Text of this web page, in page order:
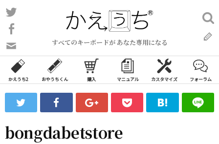
コ
ン
ン
ツ
ス
ッ
プ
すべてのキーボードが あなた専用になる
い
合
わ
フ
ォ
ム
検
索:
かえうち2 おやうちくん 購入 マニュアル カスタマイズ フォーラム
bongdabetstore